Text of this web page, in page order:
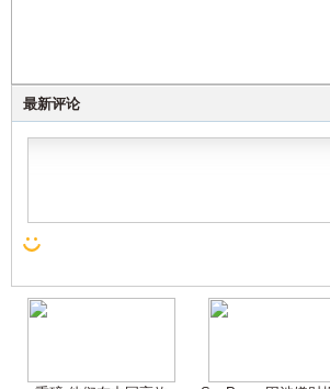
最新评论